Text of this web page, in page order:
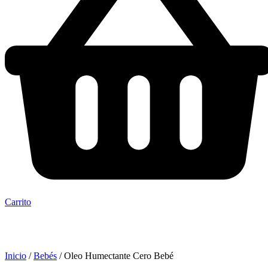
Carrito
Inicio /Bebés / Oleo Humectante Cero Bebé